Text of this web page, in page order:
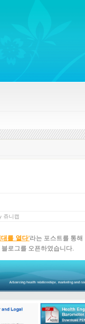
쥬니캡
대 를 열 다’라는 포스트를 통해
블로그를 오픈하였습니다.